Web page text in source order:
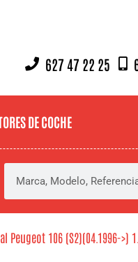
627 47 22 25
DE COCHE
Peugeot 106 (S2)(04.1996->)